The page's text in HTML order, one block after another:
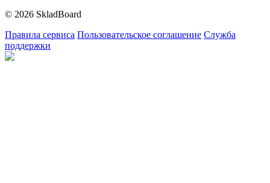
© 2026 SkladBoard
Правила сервиса Пользовательское соглашение Служба
поддержки